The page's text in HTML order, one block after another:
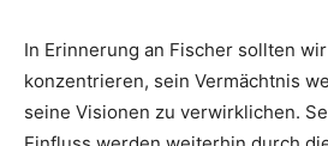
In Erinnerung an Fischer sollten
konzentrieren, sein Vermächtnis
seine Visionen zu verwirklichen.